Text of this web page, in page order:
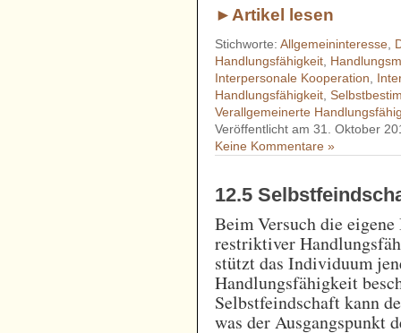
►Artikel lesen
Stichworte:Allgemeininteresse
Handlungsfähigkeit
Interpersonale Kooperation
Handlungsfähigkeit ,
Verallgemeinerte
Veröffentlicht am 31. Oktober
Keine Kommentare »
12.5
Beim Versuch die
restriktiver
stützt das Individuum
Handlungsfähigkeit
Selbstfeindschaft kann
was der Ausgangspunkt